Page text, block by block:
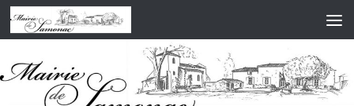
Skip to content